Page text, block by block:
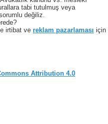
tabi tutulmuş veya
değiliz.
irtibat ve reklam pazarlaması için
Attribution 4.0